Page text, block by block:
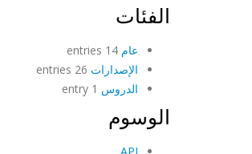
الفئات
عام
الإصدارات
الدروس
الوسوم
API